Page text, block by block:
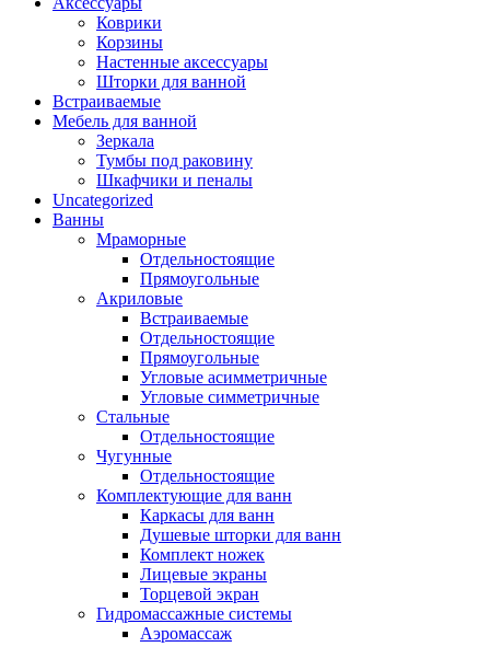
Аэромассаж
Гидромассаж + аэромассаж
Душевые(164)
Душевые кабины
Душевая кабина с ванной
Душевые системы
Душевые двери
Душевые уголки
Душевые шторки
Керамика(195)
Биде(23)
Комплекты (подвесное биде +
инсталляция)(4)
Напольные(8)
Умывальники и раковины
Врезные(1)
Накладные
Настенные и подвесные
На пьедесталах
Унитазы(118)
Комплектующие
Инсталляции для унитазов
Комплекты (подвесной унитаз +
инсталляция)(20)
Коврики
Корзины
Настенные аксессуары
Шторки для ванной
Встраиваемые
Мебель для ванной
Зеркала
Тумбы под раковину
Шкафчики и пеналы
Uncategorized
Ванны
Мраморные
Отдельностоящие
Прямоугольные
Акриловые
Встраиваемые
Отдельностоящие
Прямоугольные
Угловые асимметричные
Угловые симметричные
Стальные
Отдельностоящие
Чугунные
Отдельностоящие
Комплектующие для ванн
Каркасы для ванн
Душевые шторки для ванн
Комплект ножек
Лицевые экраны
Торцевой экран
Гидромассажные системы
Аэромассаж